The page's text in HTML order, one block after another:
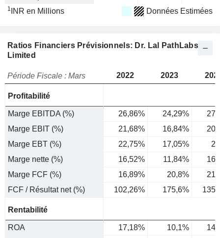
1 INR en Millions Données Estimées
Ratios Financiers Prévisionnels: Dr. Lal PathLabs
Limited
Période Fiscale : Mars 2022 2023
Profitabilité
Marge EBITDA (%) 26,86% 24,29%
Marge EBIT (%)
21,68% 16,84%
Marge EBT (%)
22,75% 17,05%
Marge nette (%)
16,52% 11,84%
Marge FCF (%)
16,89% 20,8%
FCF / Résultat net (%)
102,26% 175,6%
Rentabilité
ROA 17,18% 10,1%